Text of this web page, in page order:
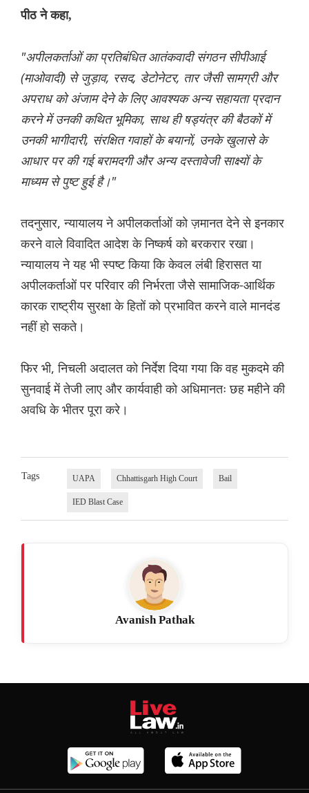
पीठ ने कहा,
"अपीलकर्ताओं का प्रतिबंधित आतंकवादी संगठन सीपीआई
(माओवादी) से जुड़ाव, रसद, डेटोनेटर, तार जैसी सामग्री और
अपराध को अंजाम देने के लिए आवश्यक अन्य सहायता प्रदान
करने में उनकी कथित भूमिका, साथ ही षड्यंत्र की बैठकों में
उनकी भागीदारी, संरक्षित गवाहों के बयानों, उनके खुलासे के
आधार पर की गई बरामदगी और अन्य दस्तावेजी साक्ष्यों के
माध्यम से पुष्ट हुई है।"
तदनुसार, न्यायालय ने अपीलकर्ताओं को ज़मानत देने से इनकार
करने वाले विवादित आदेश के निष्कर्ष को बरकरार रखा।
न्यायालय ने यह भी स्पष्ट किया कि केवल लंबी हिरासत या
अपीलकर्ताओं पर परिवार की निर्भरता जैसे सामाजिक-आर्थिक
कारक राष्ट्रीय सुरक्षा के हितों को प्रभावित करने वाले मानदंड
नहीं हो सकते।
फिर भी, निचली अदालत को निर्देश दिया गया कि वह मुकदमे की
सुनवाई में तेजी लाए और कार्यवाही को अधिमानतः छह महीने की
अवधि के भीतर पूरा करे।
Tags UAPA Chhattisgarh High Court Bail
IED Blast Case
Avanish Pathak